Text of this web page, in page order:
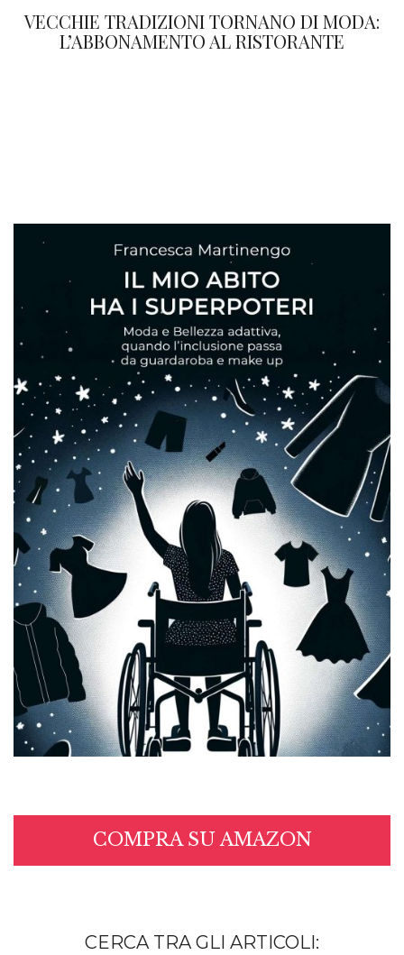
VECCHIE TRADIZIONI TORNANO DI MODA:
L’ABBONAMENTO AL RISTORANTE
COMPRA SU AMAZON
CERCA TRA GLI ARTICOLI: